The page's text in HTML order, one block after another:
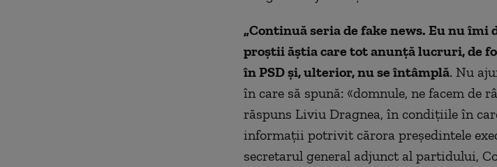
„Continuă seria de fake news. Eu nu îmi
proştii ăştia care tot anunţă lucruri, de
în PSD şi, ulterior, nu se întâmplă. Nu
în care să spună: «domnule, ne facem de
răspuns Liviu Dragnea, în condițiile în
informații potrivit cărora preşedintele
secretarul general adjunct al partidului,